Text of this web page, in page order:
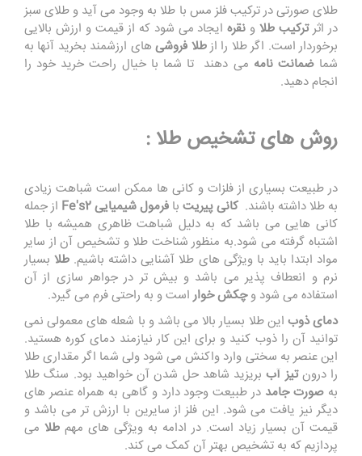
طلای صورتی در ترکیب فلز مس با طلا به وجود می آید و طلای سبز
در اثرترکیب طلاو نقرهایجاد می شود که از قیمت و ارزش بالایی
برخوردار است. اگر طلا را ازطلا فروشیهای ارزشمند بخرید آنها به
شماضمانت نامه می دهند تا شما با خیال راحت خرید خود را
انجام دهید.
روش های تشخیص طلا :
در طبیعت بسیاری از فلزات و کانی ها ممکن است شباهت زیادی
به طلا داشته باشند. کانی پیریت با فرمول شیمیایی Fe's2
از جمله
کانی هایی می باشد که به دلیل شباهت ظاهری همیشه با طلا
اشتباه گرفته می شود.به منظور شناخت طلا و تشخیص آن از سایر
مواد ابتدا باید با ویژگی های طلا آشنایی داشته باشیم. طلابسیار
نرم و انعطاف پذیر می باشد و بیش تر در جواهر سازی از آن
استفاده می شود وچکش خوار است و به راحتی فرم می گیرد.
دمای ذوب این طلا بسیار بالا می باشد و با شعله های معمولی نمی
توانید آن را ذوب کنید و برای این کار نیازمند دمای کوره هستید.
این عنصر به سختی وارد واکنش می شود ولی شما اگر مقداری طلا
را درونتیز آببریزید شاهد حل شدن آن خواهید بود. سنگ طلا
به صورت جامد در طبیعت وجود دارد و گاهی به همراه عنصر های
دیگر نیز یافت می شود. این فلز از سایرین با ارزش تر می باشد و
قیمت آن بسیار زیاد است. در ادامه به ویژگی های مهم طلا می
پردازیم که به تشخیص بهتر آن کمک می کند.